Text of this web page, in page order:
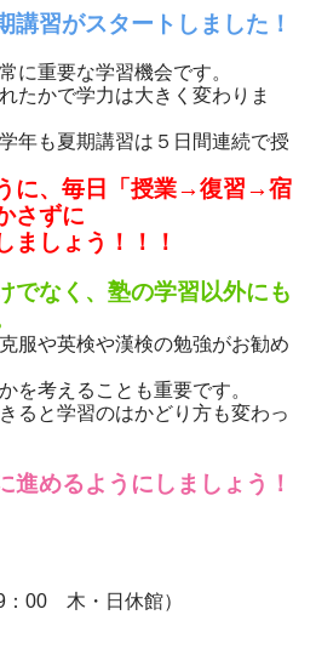
講習がスタートしました！
に重要な学習機会です。
たかで学力は大きく変わりま
年も夏期講習は５日間連続で授
に、毎日「授業→復習→宿
さずに
ましょう！！！
でなく、塾の学習以外にも
服や英検や漢検の勉強がお勧め
を考えることも重要です。
ると学習のはかどり方も変わっ
進めるようにしましょう！
00 木・日休館）